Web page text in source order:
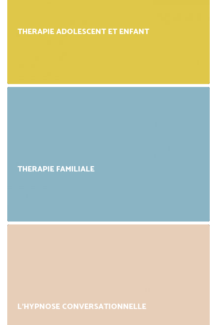
THERAPIE ADOLESCENT ET ENFANT
THERAPIE FAMILIALE
L’HYPNOSE CONVERSATIONNELLE